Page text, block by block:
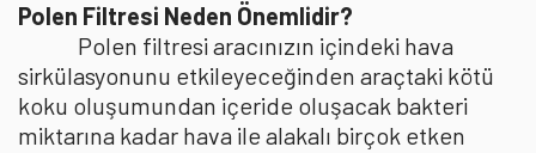
Polen Filtresi Neden Önemlidir?
Polen filtresi aracınızın içindeki hava
sirkülasyonunu etkileyeceğinden araçtaki kötü
koku oluşumundan içeride oluşacak bakteri
miktarına kadar hava ile alakalı birçok etken